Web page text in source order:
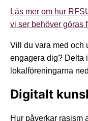
Läs mer om hur
vi ser behöver göras
Vill du vara med och
engagera dig? Delta
lokalföreningarna
Digitalt
Hur påverkar rasism